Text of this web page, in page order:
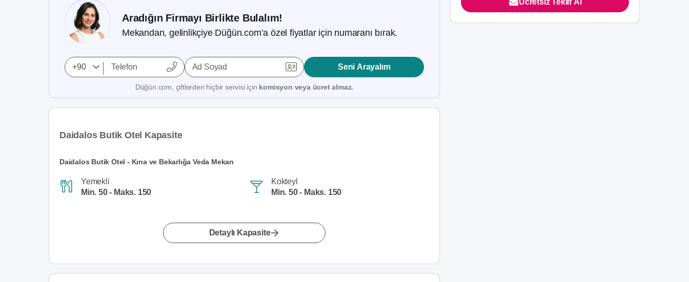
Aradığın Firmayı Birlikte Bulalım!
Mekandan, gelinlikçiye Düğün.com’a özel fiyatlar için numaranı bırak.
Ad Soyad Seni Arayalım
Düğün.com, çiftlerden hiçbir servisi için komisyon veya ücret almaz.
Daidalos Butik Otel Kapasite
Daidalos Butik Otel - Kına ve Bekarlığa Veda Mekan
Yemekli
Min. 50 - Maks. 150
Kokteyl
Min. 50 - Maks. 150
Detaylı Kapasite
Ücretsiz Teklif Al